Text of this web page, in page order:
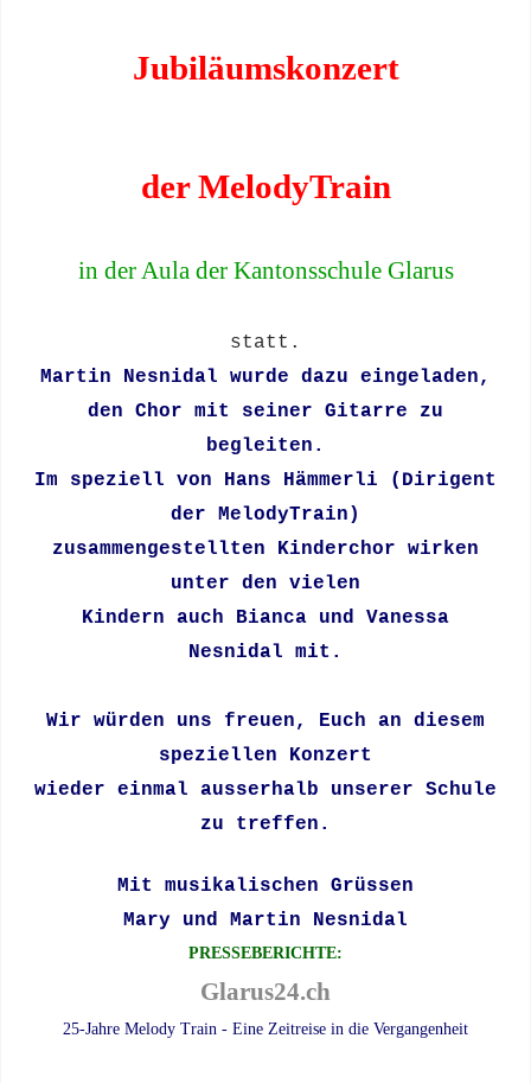
Jubiläumskonzert
der MelodyTrain
in der Aula der Kantonsschule Glarus
statt.
Martin Nesnidal wurde dazu eingeladen,
den Chor mit seiner Gitarre zu
begleiten.
Im speziell von Hans Hämmerli (Dirigent
der MelodyTrain)
zusammengestellten Kinderchor wirken
unter den vielen
Kindern auch Bianca und Vanessa
Nesnidal mit.
Wir würden uns freuen, Euch an diesem
speziellen Konzert
wieder einmal ausserhalb unserer Schule
zu treffen.
Mit musikalischen Grüssen
Mary und Martin Nesnidal
PRESSEBERICHTE:
Glarus24.ch
25-Jahre Melody Train - Eine Zeitreise in die Vergangenheit